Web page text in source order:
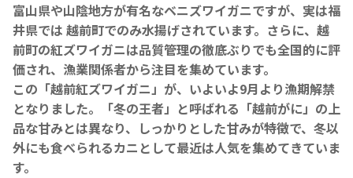
富山県や山陰地方が有名なベニズワイガニですが、実は福
井県では 越前町でのみ水揚げされています。さらに、越
前町の紅ズワイガニは品質管理の徹底ぶりでも全国的に評
価され、漁業関係者から注目を集めています。
この「越前紅ズワイガニ」が、いよいよ9月より漁期解禁
となりました。「冬の王者」と呼ばれる「越前がに」の上
品な甘みとは異なり、しっかりとした甘みが特徴で、冬以
外にも食べられるカニとして最近は人気を集めてきていま
す。